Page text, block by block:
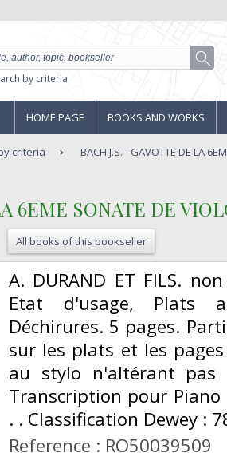
by criteria
HOME PAGE BOOKS AND WORKS
criteria BACH J.S. - GAVOTTE DE LA
6EME SONATE DE
All books of this bookseller
‎A. DURAND ET FILS.
Etat d'usage, Plats
Déchirures. 5 pages.
sur les plats et les
au stylo n'altérant
Transcription pour Piano
. . Classification Dewey :
Reference : RO50039509